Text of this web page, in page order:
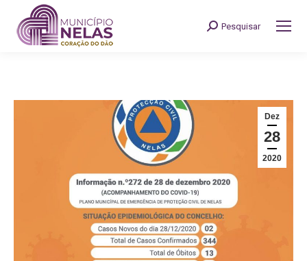
Search:
Pesquisar
Dez
28
2020